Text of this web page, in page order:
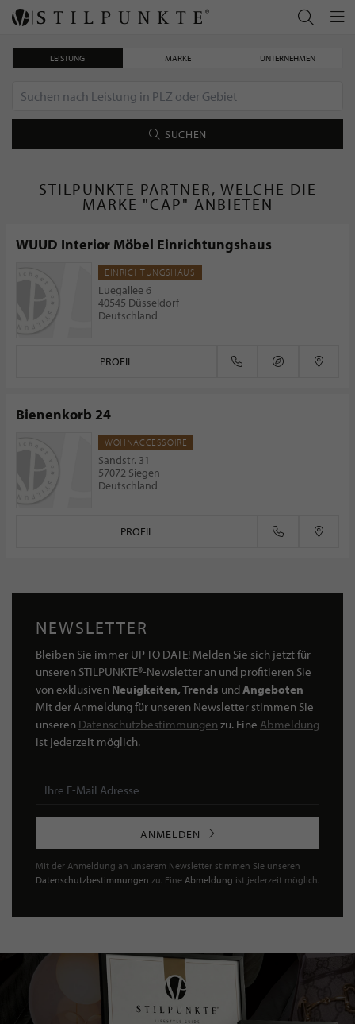
LEISTUNG MARKE UNTERNEHMEN
SUCHEN
STILPUNKTE PARTNER, WELCHE DIE
MARKE "CAP" ANBIETEN
WUUD Interior Möbel Einrichtungshaus
EINRICHTUNGSHAUS
Luegallee 6
40545 Düsseldorf
Deutschland
PROFIL
Bienenkorb 24
WOHNACCESSOIRE
Sandstr. 31
57072 Siegen
Deutschland
PROFIL
NEWSLETTER
Bleiben Sie immer UP TO DATE! Melden Sie sich jetzt für
unseren STILPUNKTE®-Newsletter an und profitieren Sie
von exklusiven Neuigkeiten, Trends undAngeboten
Mit der Anmeldung für unseren Newsletter stimmen Sie
unseren Datenschutzbestimmungen zu. Eine Abmeldung
ist jederzeit möglich.
ANMELDEN
Mit der Anmeldung an unserem Newsletter stimmen Sie unseren
Datenschutzbestimmungen zu. Eine Abmeldung ist jederzeit möglich.